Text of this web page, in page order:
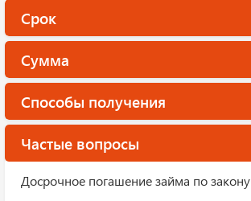
Срок
Сумма
Способы получения
Частые вопросы
Досрочное погашение займа по закону